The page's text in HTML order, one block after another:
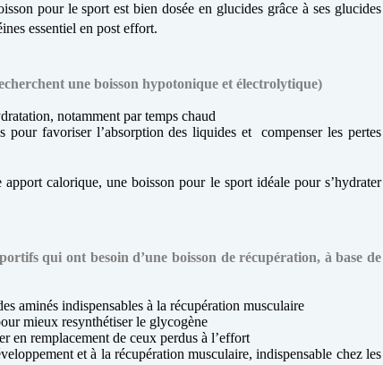
pour le sport est bien dosée en glucides grâce à ses glucides
essentiel en post effort.
une boisson hypotonique et électrolytique)
notamment par temps chaud
pour favoriser l’absorption des liquides et
compenser les pertes
calorique, une boisson pour le sport idéale pour s’hydrater
qui ont besoin d’une boisson de récupération, à base de
aminés indispensables à la récupération musculaire
mieux resynthétiser le glycogène
en remplacement de ceux perdus à l’effort
et à la récupération musculaire, indispensable chez les